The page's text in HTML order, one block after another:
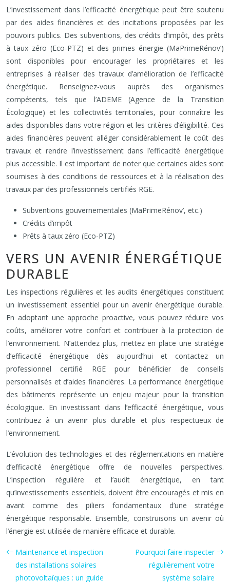
L’investissement dans l’efficacité énergétique peut être soutenu
par des aides financières et des incitations proposées par les
pouvoirs publics. Des subventions, des crédits d’impôt, des prêts
à taux zéro (Eco-PTZ) et des primes énergie (MaPrimeRénov’)
sont disponibles pour encourager les propriétaires et les
entreprises à réaliser des travaux d’amélioration de l’efficacité
énergétique. Renseignez-vous auprès des organismes
compétents, tels que l’ADEME (Agence de la Transition
Écologique) et les collectivités territoriales, pour connaître les
aides disponibles dans votre région et les critères d’éligibilité. Ces
aides financières peuvent alléger considérablement le coût des
travaux et rendre l’investissement dans l’efficacité énergétique
plus accessible. Il est important de noter que certaines aides sont
soumises à des conditions de ressources et à la réalisation des
travaux par des professionnels certifiés RGE.
Subventions gouvernementales (MaPrimeRénov’, etc.)
Crédits d’impôt
Prêts à taux zéro (Eco-PTZ)
VERS UN AVENIR ÉNERGÉTIQUE
DURABLE
Les inspections régulières et les audits énergétiques constituent
un investissement essentiel pour un avenir énergétique durable.
En adoptant une approche proactive, vous pouvez réduire vos
coûts, améliorer votre confort et contribuer à la protection de
l’environnement. N’attendez plus, mettez en place une stratégie
d’efficacité énergétique dès aujourd’hui et contactez un
professionnel certifié RGE pour bénéficier de conseils
personnalisés et d’aides financières. La performance énergétique
des bâtiments représente un enjeu majeur pour la transition
écologique. En investissant dans l’efficacité énergétique, vous
contribuez à un avenir plus durable et plus respectueux de
l’environnement.
L’évolution des technologies et des réglementations en matière
d’efficacité énergétique offre de nouvelles perspectives.
L’inspection régulière et l’audit énergétique, en tant
qu’investissements essentiels, doivent être encouragés et mis en
avant comme des piliers fondamentaux d’une stratégie
énergétique responsable. Ensemble, construisons un avenir où
l’énergie est utilisée de manière efficace et durable.
Maintenance et inspection
des installations solaires
photovoltaïques : un guide
Pourquoi faire inspecter
régulièrement votre
système solaire